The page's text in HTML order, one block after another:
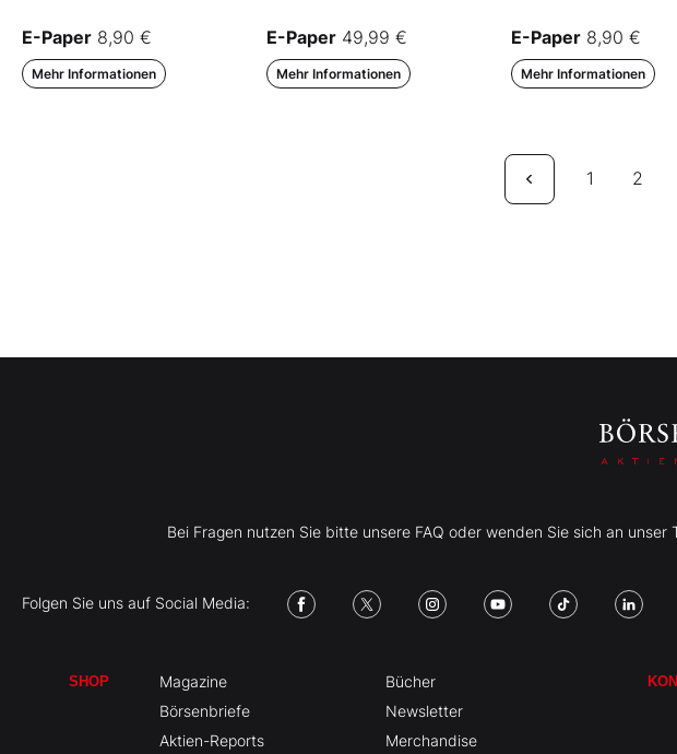
E-Paper 8,90 €
Mehr Informationen
E-Paper 49,99 €
Mehr Informationen
E-Paper 8,90 €
Mehr Informationen
1 2
Bei Fragen nutzen Sie bitte unsere FAQ oder wenden Sie sich an unser
Folgen Sie uns auf Social Media:
SHOP
Magazine
Börsenbriefe
Aktien-Reports
Bücher
Newsletter
Merchandise